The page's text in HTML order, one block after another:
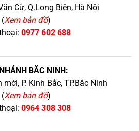
Cừ, Q.Long Biên, Hà Nội
(Xem bản đồ)
0977 602 688
BẮC NINH:
P. Kinh Bắc, TP.Bắc Ninh
(Xem bản đồ)
0964 308 308